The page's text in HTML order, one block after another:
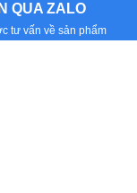
QUA ZALO
tư vấn về sản phẩm